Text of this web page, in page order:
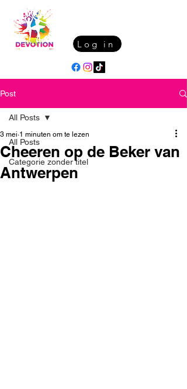
Log in
Post
All Posts
Categorie zonder titel
All Posts
Cheeren op de Beker van
Antwerpen
3 mei 1 minuten om te lezen